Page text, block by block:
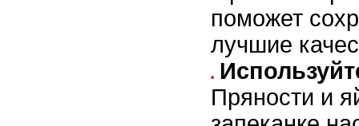
поможет
лучшие
Пряности и